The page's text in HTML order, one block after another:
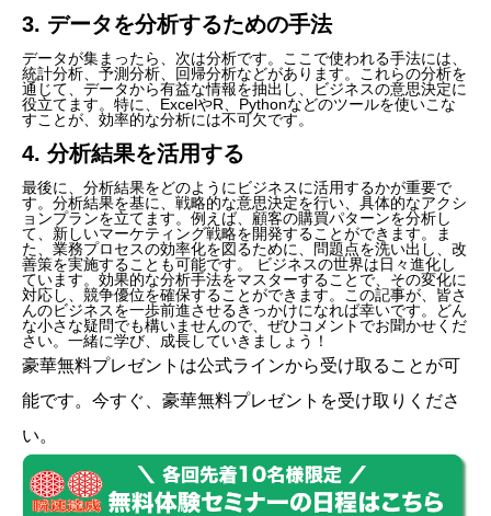
3. データを分析するための手法
データが集まったら、次は分析です。ここで使われる手法には、
統計分析、予測分析、回帰分析などがあります。これらの分析を
通じて、データから有益な情報を抽出し、ビジネスの意思決定に
役立てます。特に、ExcelやR、Pythonなどのツールを使いこな
すことが、効率的な分析には不可欠です。
4. 分析結果を活用する
最後に、分析結果をどのようにビジネスに活用するかが重要で
す。分析結果を基に、戦略的な意思決定を行い、具体的なアクシ
ョンプランを立てます。例えば、顧客の購買パターンを分析し
て、新しいマーケティング戦略を開発することができます。ま
た、業務プロセスの効率化を図るために、問題点を洗い出し、改
善策を実施することも可能です。 ビジネスの世界は日々進化し
ています。効果的な分析手法をマスターすることで、その変化に
対応し、競争優位を確保することができます。この記事が、皆さ
んのビジネスを一歩前進させるきっかけになれば幸いです。どん
な小さな疑問でも構いませんので、ぜひコメントでお聞かせくだ
さい。一緒に学び、成長していきましょう！
豪華無料プレゼントは公式ラインから受け取ることが可
能です。今すぐ、豪華無料プレゼントを受け取りくださ
い。